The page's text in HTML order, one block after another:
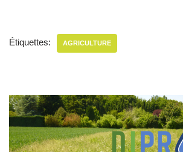
Étiquettes: AGRICULTURE